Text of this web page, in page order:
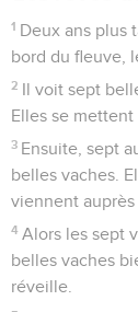
1 Deux ans plus
bord du fleuve,
2 Il voit sept
Elles se mettent
3 Ensuite, sept
belles vaches.
viennent auprès
4 Alors les sept
belles vaches
réveille.